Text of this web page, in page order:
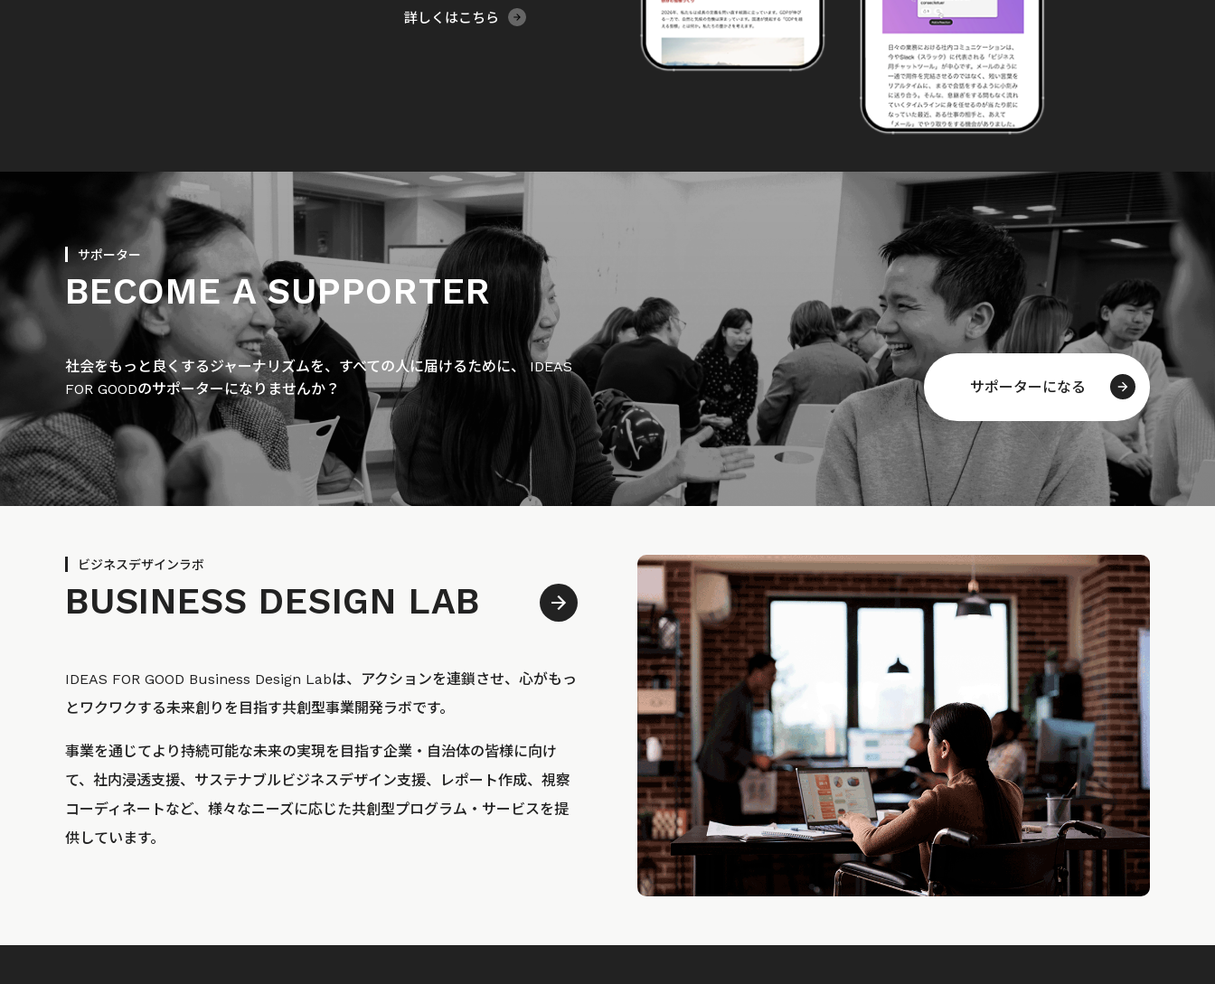
詳しくはこちら
サポーター
BECOME A SUPPORTER
社会をもっと良くするジャーナリズムを、すべての人に届けるために、 IDEAS
FOR GOODのサポーターになりませんか？
サポーターになる
ビジネスデザインラボ
BUSINESS DESIGN LAB
IDEAS FOR GOOD Business Design Labは、アクションを連鎖させ、心がもっ
とワクワクする未来創りを目指す共創型事業開発ラボです。
事業を通じてより持続可能な未来の実現を目指す企業・自治体の皆様に向け
て、社内浸透支援、サステナブルビジネスデザイン支援、レポート作成、視察
コーディネートなど、様々なニーズに応じた共創型プログラム・サービスを提
供しています。